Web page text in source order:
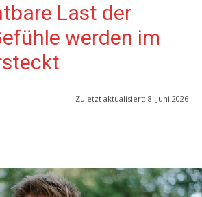
Last der
werden im
Zuletzt aktualisiert: 8. Juni 2026